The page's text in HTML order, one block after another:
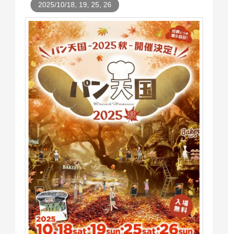
2025/10/18, 19, 25, 26